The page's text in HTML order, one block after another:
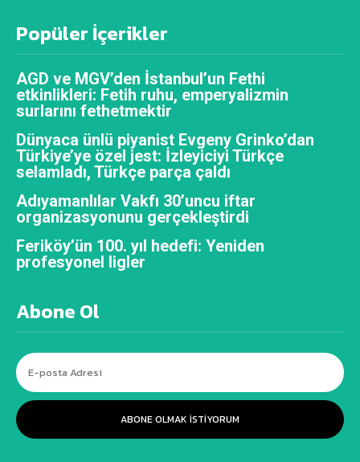
Popüler İçerikler
AGD ve MGV’den İstanbul’un Fethi
etkinlikleri: Fetih ruhu, emperyalizmin
surlarını fethetmektir
Dünyaca ünlü piyanist Evgeny Grinko’dan
Türkiye’ye özel jest: İzleyiciyi Türkçe
selamladı, Türkçe parça çaldı
Adıyamanlılar Vakfı 30’uncu iftar
organizasyonunu gerçekleştirdi
Feriköy’ün 100. yıl hedefi: Yeniden
profesyonel ligler
Abone Ol
ABONE OLMAK ISTIYORUM